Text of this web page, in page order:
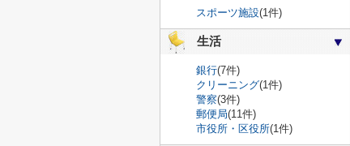
スポーツ施設(1件)
生活
銀行(7件)
クリーニング(1件)
警察(3件)
郵便局(11件)
市役所・区役所(1件)